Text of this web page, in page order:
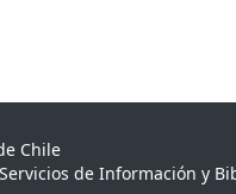
Chile
de Información y